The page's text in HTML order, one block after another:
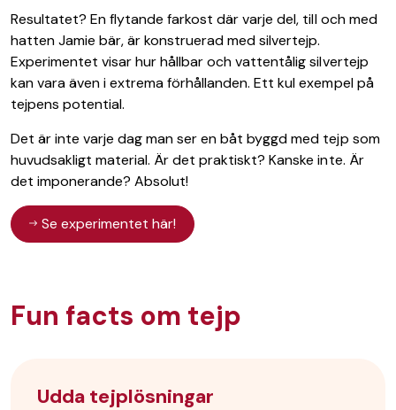
Resultatet? En flytande farkost där varje del, till och med
hatten Jamie bär, är konstruerad med silvertejp.
Experimentet visar hur hållbar och vattentålig silvertejp
kan vara även i extrema förhållanden. Ett kul exempel på
tejpens potential.
Det är inte varje dag man ser en båt byggd med tejp som
huvudsakligt material. Är det praktiskt? Kanske inte. Är
det imponerande? Absolut!
Se experimentet här!
Fun facts om tejp
Udda tejplösningar